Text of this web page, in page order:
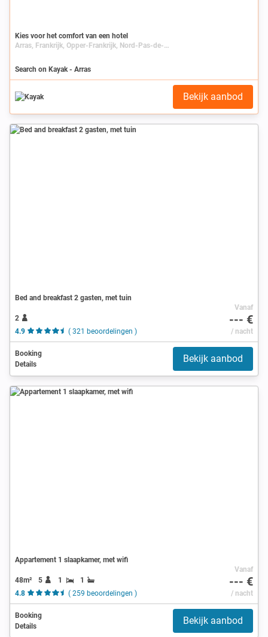
Kies voor het comfort van een hotel
Arras, Frankrijk, Opper-Frankrijk, Nord-Pas-de-Calais, Pas-de-Calais
Search on Kayak - Arras
Bekijk aanbod
Bed and breakfast 2 gasten, met tuin
2
4.9
( 321 beoordelingen )
Vanaf
--- €
/ nacht
Booking
Details
Bekijk aanbod
Appartement 1 slaapkamer, met wifi
48m² 5 1
1
4.8
( 259 beoordelingen )
Vanaf
--- €
/ nacht
Booking
Details
Bekijk aanbod